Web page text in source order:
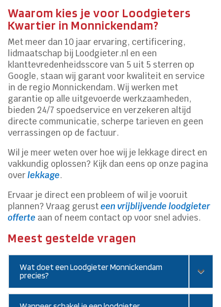
Waarom kies je voor Loodgieters
Kwartier in Monnickendam?
Met meer dan 10 jaar ervaring, certificering,
lidmaatschap bij Loodgieter.nl en een
klanttevredenheidsscore van 5 uit 5 sterren op
Google, staan wij garant voor kwaliteit en service
in de regio Monnickendam. Wij werken met
garantie op alle uitgevoerde werkzaamheden,
bieden 24/7 spoedservice en verzekeren altijd
directe communicatie, scherpe tarieven en geen
verrassingen op de factuur.
Wil je meer weten over hoe wij je lekkage direct en
vakkundig oplossen? Kijk dan eens op onze pagina
overlekkage.
Ervaar je direct een probleem of wil je vooruit
plannen? Vraag gerusteen vrijblijvende loodgieter
offerte aan of neem contact op voor snel advies.
Meest gestelde vragen
Wat doet een Loodgieter Monnickendam
precies?